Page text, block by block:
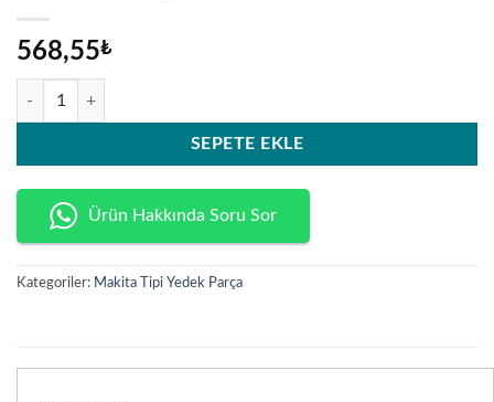
568,55₺
Makita 6844 Şartel Ürün Kodu 650590-9 adet
SEPETE EKLE
Ürün Hakkında Soru Sor
Kategoriler: Makita Tipi Yedek Parça